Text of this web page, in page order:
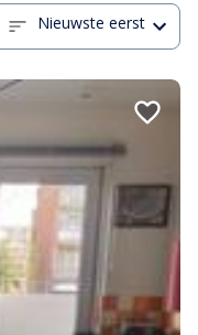
Nieuwste eerst